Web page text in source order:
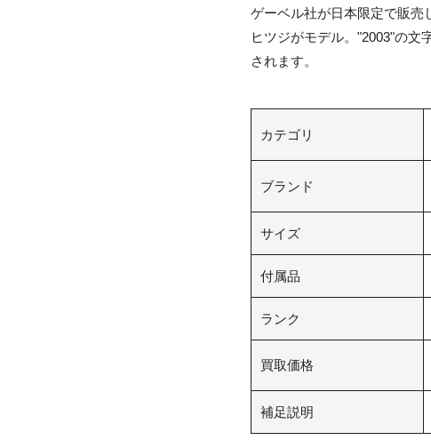
ゲーベル社が日本限定で販売
ヒツジがモデル。"2003"の文
されます。
カテゴリ
ブランド
サイズ
付属品
ランク
買取価格
補足説明